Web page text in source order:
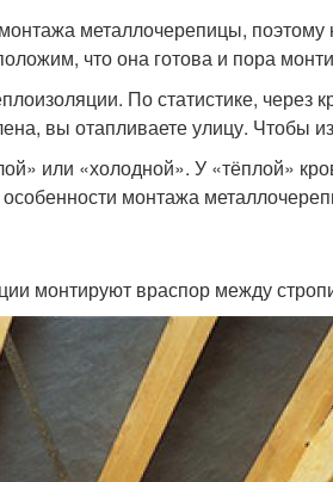
металлочерепицы,
что она готова и пора
По статистике,
вы отапливаете улицу. Чтобы
или «холодной». У «тёплой»
монтажа
монтируют враспор между